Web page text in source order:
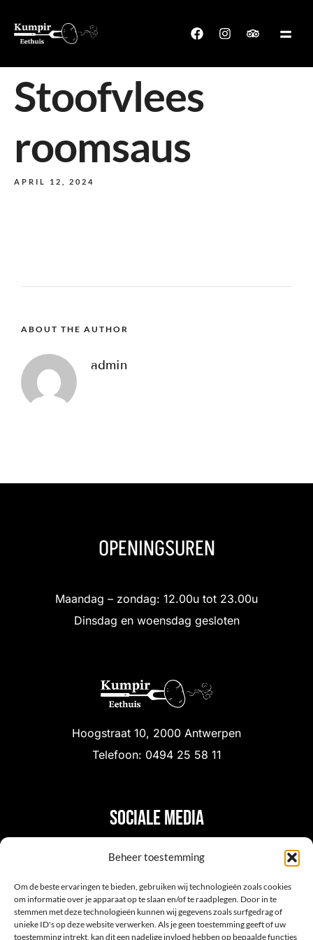
Beheer toestemming
Om de beste ervaringen te bieden, gebruiken wij technologieën zoals cookies
om informatie over je apparaat op te slaan en/of te raadplegen. Door in te
stemmen met deze technologieën kunnen wij gegevens zoals surfgedrag of
unieke ID's op deze website verwerken. Als je geen toestemming geeft of uw
toestemming intrekt, kan dit een nadelige invloed hebben op bepaalde functies
Stoofvlees
roomsaus
APRIL 12, 2024
ABOUT THE AUTHOR
admin
OPENINGSUREN
Maandag – zondag: 12.00u tot 23.00u
Dinsdag en woensdag gesloten
Hoogstraat 10, 2000 Antwerpen
Telefoon: 0494 25 58 11
Sociale media